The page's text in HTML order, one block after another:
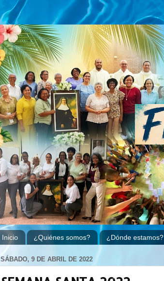
Inicio ¿Quiénes somos? ¿Dónde estamos?
SÁBADO, 9 DE ABRIL DE 2022